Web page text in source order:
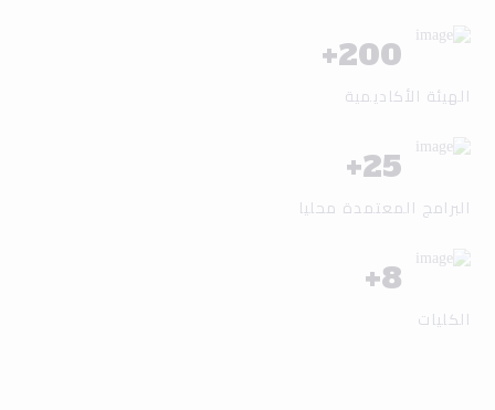
200
+
الهيئة الأكاديمية
25
+
البرامج المعتمدة محليا
8
+
الكليات